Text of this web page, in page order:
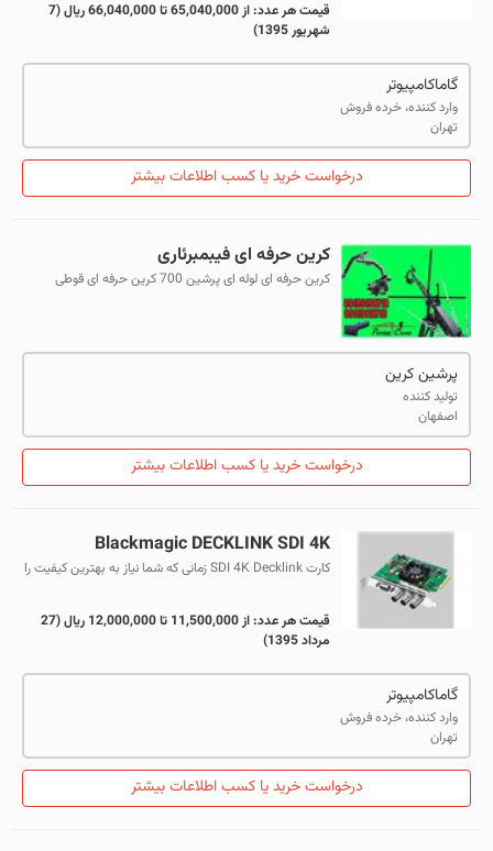
قیمت هر عدد:از 65,040,000 تا 66,040,000 ریال
(7
شهریور 1395)
گاماکامپیوتر
وارد کننده، خرده فروش
تهران
درخواست خرید یا کسب اطلاعات بیشتر
کرین حرفه ای فیبمبرئاری
کرین حرفه ای لوله ای پرشین 700 کرین حرفه ای قوطی
پرشین کرین
تولید کننده
اصفهان
درخواست خرید یا کسب اطلاعات بیشتر
Blackmagic DECKLINK SDI 4K
کارت SDI 4K Decklink زمانی که شما نیاز به بهترین کیفیت را
قیمت هر عدد:از 11,500,000 تا 12,000,000 ریال
(27
مرداد 1395)
گاماکامپیوتر
وارد کننده، خرده فروش
تهران
درخواست خرید یا کسب اطلاعات بیشتر